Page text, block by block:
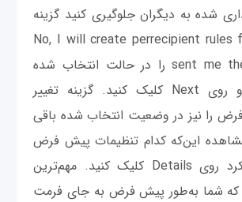
شده به دیگران جلوگیری كنيد گزينه
No, I will create perrecipient rules
sent me their public key را در حالت انتخاب شده
باقی بگذارید و روی Next کلیک کنید. گزینه تغییر
را نیز در وضعیت انتخاب شده باقی
این‌که کدام تنظیمات پيش فرض
تغییر خواهند کرد روی Details کلیک کنید. مهم‌ترین
که شما به‌طور پیش فرض به جای فرمت